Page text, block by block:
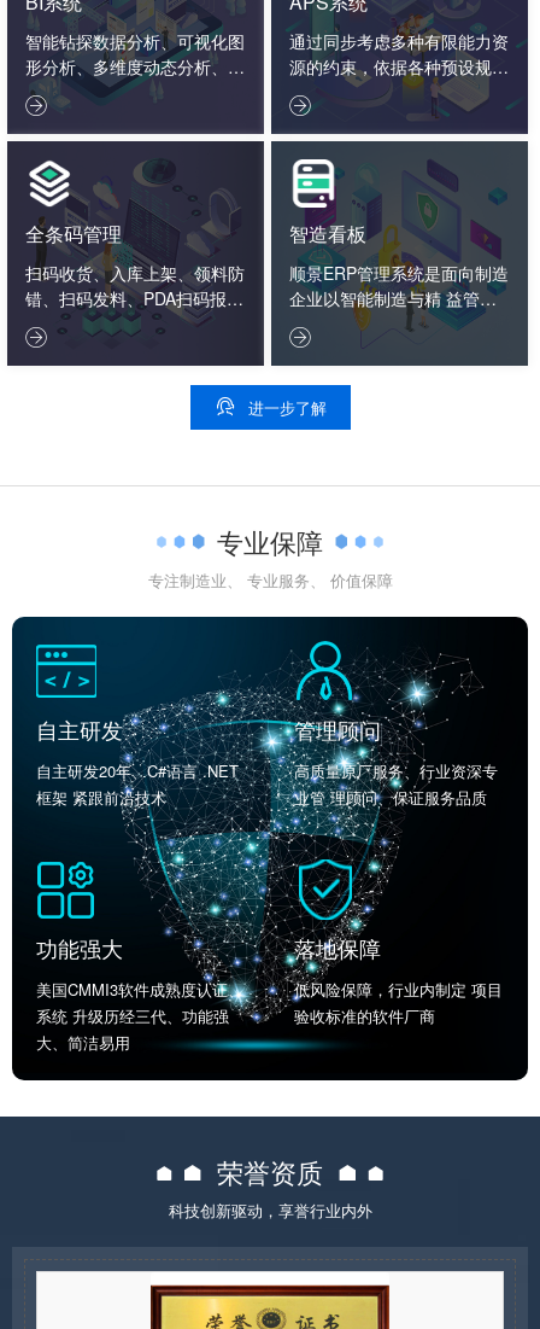
智能钻探数据分析、可视化图
形分析、多维度动态分析、数
据报表决策分析、企业大数据
分析。

通过同步考虑多种有限能力资
源的约束，依据各种预设规
则，通过系统化的智能化数学
算法，通过反复模拟、试探、
优化、计算，从而给出相对完
善的生产详细计划。

全条码管理
扫码收货、入库上架、领料防
错、扫码发料、PDA扫码报
工、入库标签打印、扫码出
货、扫码追溯生产用料、条码

智造看板
顺景ERP管理系统是面向制造
企业以智能制造与精 益管理
为核心的一体化管理软件，以
制造…

 进一步了解
专业保障
专注制造业、 专业服务、 价值保障
自主研发
自主研发20年、C#语言 .NET
框架 紧跟前沿技术
管理顾问
高质量原厂服务、行业资深专
业管 理顾问、保证服务品质
功能强大
美国CMMI3软件成熟度认证、
系统 升级历经三代、功能强
大、简洁易用
落地保障
低风险保障，行业内制定 项目
验收标准的软件厂商
荣誉资质
科技创新驱动，享誉行业内外